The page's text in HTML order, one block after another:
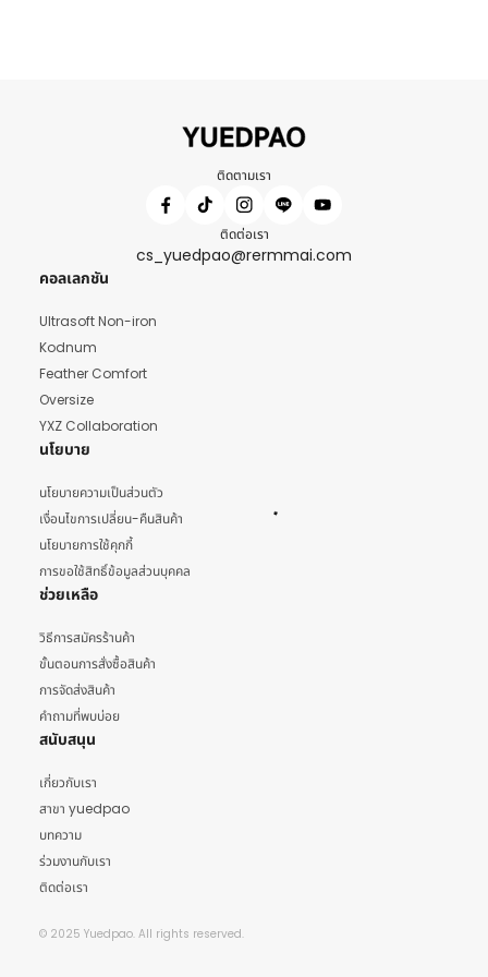
ติดตามเรา
ติดต่อเรา
cs_yuedpao@rermmai.com
คอลเลกชัน
Ultrasoft Non-iron
Kodnum
Feather Comfort
Oversize
YXZ Collaboration
นโยบาย
นโยบายความเป็นส่วนตัว
เงื่อนไขการเปลี่ยน-คืนสินค้า
นโยบายการใช้คุกกี้
การขอใช้สิทธิ์ข้อมูลส่วนบุคคล
ช่วยเหลือ
วิธีการสมัครร้านค้า
ขั้นตอนการสั่งซื้อสินค้า
การจัดส่งสินค้า
คำถามที่พบบ่อย
สนับสนุน
เกี่ยวกับเรา
สาขา yuedpao
บทความ
ร่วมงานกับเรา
ติดต่อเรา
© 2025 Yuedpao. All rights reserved.